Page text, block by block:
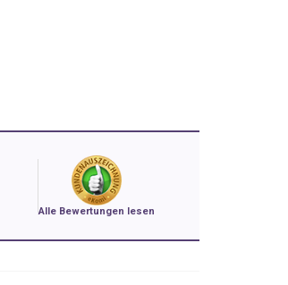
Alle Bewertungen lesen